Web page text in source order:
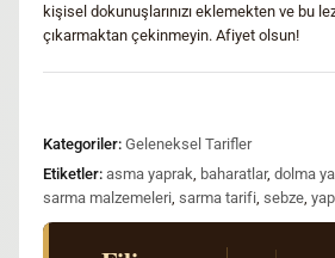
kişisel dokunuşlarınızı eklemekten ve bu
çıkarmaktan çekinmeyin. Afiyet olsun!
Kategoriler: Geleneksel Tarifler
Etiketler: asma yaprak baharatlar, dolma
sarma malzemeleri sarma tarifi sebze